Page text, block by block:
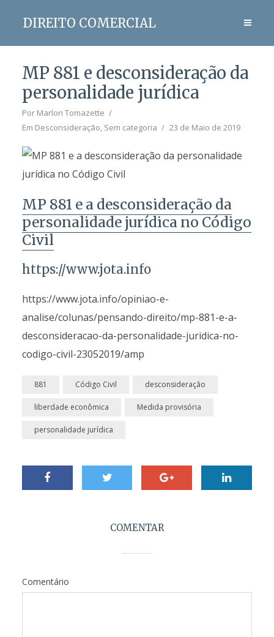
DIREITO COMERCIAL
MP 881 e desconsideração da
personalidade jurídica
Por Marlon Tomazette
Em Desconsideração, Sem categoria 23 de Maio de 2019
MP 881 e a desconsideração da
personalidade jurídica no Código
Civil
https://www.jota.info
https://www.jota.info/opiniao-e-
analise/colunas/pensando-direito/mp-881-e-a-
desconsideracao-da-personalidade-juridica-no-
codigo-civil-23052019/amp
881 Código Civil desconsideração
liberdade econômica Medida provisória
personalidade jurídica
COMENTAR
Comentário